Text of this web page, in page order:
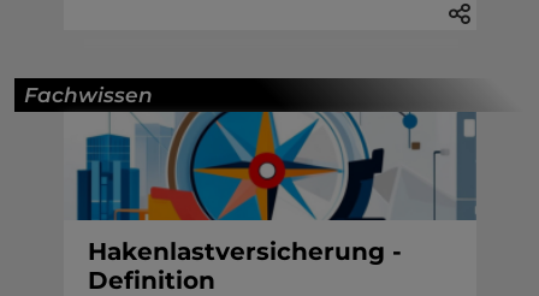
Fachwissen
Hakenlastversicherung -
Definition